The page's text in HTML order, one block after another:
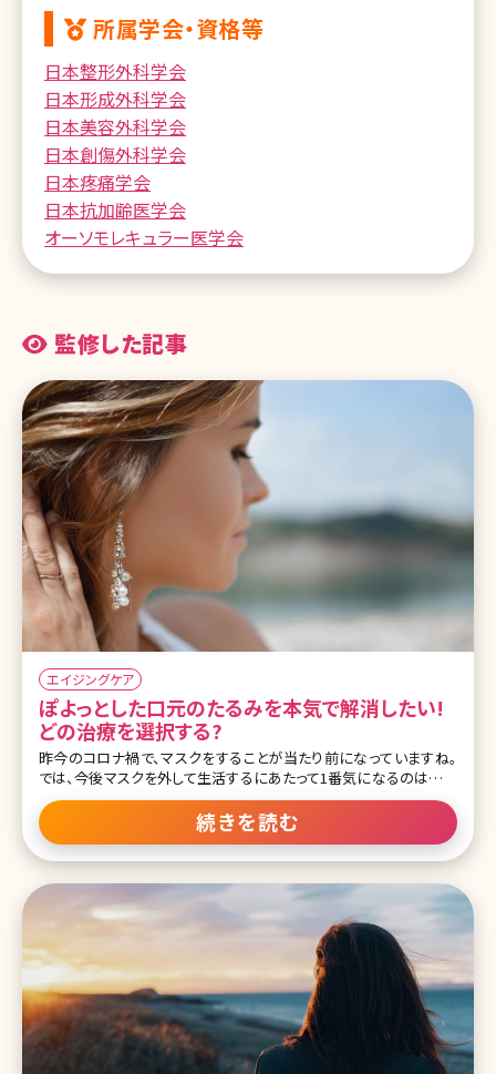
所属学会・資格等
日本整形外科学会
日本形成外科学会
日本美容外科学会
日本創傷外科学会
日本疼痛学会
日本抗加齢医学会
オーソモレキュラー医学会
監修した記事
エイジングケア
ぽよっとした口元のたるみを本気で解消したい!
どの治療を選択する?
昨今のコロナ禍で、マスクをすることが当たり前になっていますね。
では、今後マスクを外して生活するにあたって1番気になるのは目の
下からフェイスラインまでの中顔面及び下顔面です。特に、ほうれい
線や口元のぽよっとしたたるみで悩まれている方が多いです。ダイエ
ットで改善すると思っても効果がなかったり、そればかりか歳を重ね
るにつれ増悪したかな?なんて方もいるかもしれません。今回は、そ
続きを読む